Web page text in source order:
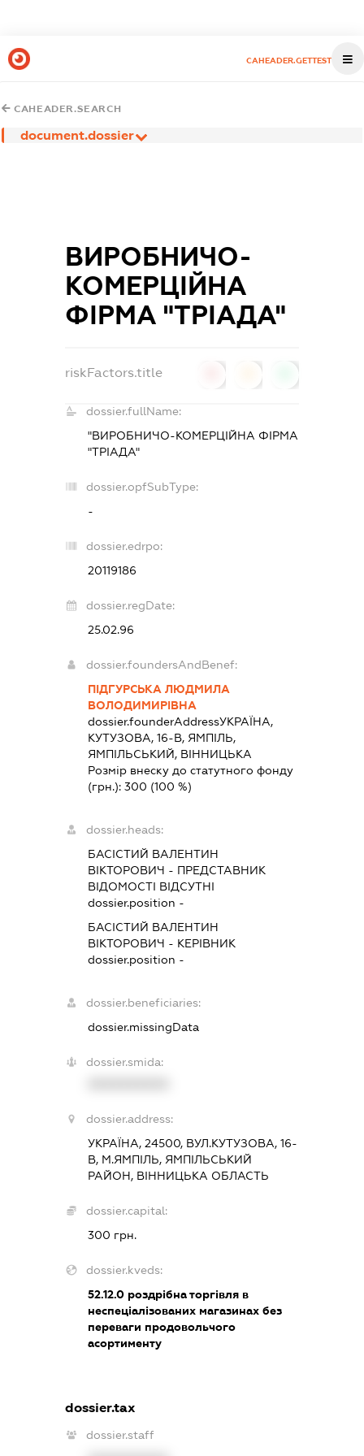
CAHEADER.GETTEST
CAHEADER.SEARCH
document.dossier
ВИРОБНИЧО-
КОМЕРЦІЙНА
ФІРМА "ТРІАДА"
riskFactors.title
dossier.fullName:
"ВИРОБНИЧО-КОМЕРЦІЙНА ФІРМА
"ТРІАДА"
dossier.opfSubType:
-
dossier.edrpo:
20119186
dossier.regDate:
25.02.96
dossier.foundersAndBenef:
ПІДГУРСЬКА ЛЮДМИЛА
ВОЛОДИМИРІВНА
dossier.founderAddressУКРАЇНА,
КУТУЗОВА, 16-В, ЯМПІЛЬ,
ЯМПІЛЬСЬКИЙ, ВІННИЦЬКА
Розмір внеску до статутного фонду
(грн.):300 (100 %)
dossier.heads:
БАСІСТИЙ ВАЛЕНТИН
ВІКТОРОВИЧ - ПРЕДСТАВНИК
ВІДОМОСТІ ВІДСУТНІ
dossier.position -
БАСІСТИЙ ВАЛЕНТИН
ВІКТОРОВИЧ - КЕРІВНИК
dossier.position -
dossier.beneficiaries:
dossier.missingData
dossier.smida:
dossier.address:
УКРАЇНА, 24500, ВУЛ.КУТУЗОВА, 16-
В, М.ЯМПІЛЬ, ЯМПІЛЬСЬКИЙ
РАЙОН, ВІННИЦЬКА ОБЛАСТЬ
dossier.capital:
300 грн.
dossier.kveds:
52.12.0 роздрібна торгівля в
неспеціалізованих магазинах без
переваги продовольчого
асортименту
dossier.tax
dossier.staff